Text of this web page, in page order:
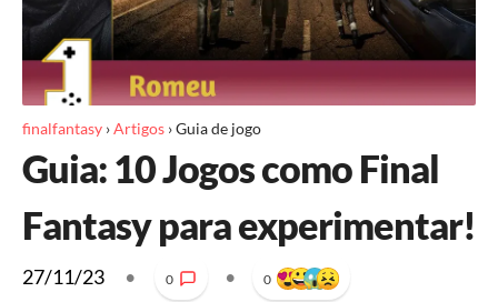
finalfantasy ›Artigos ›Guia de jogo
Guia: 10 Jogos como Final
Fantasy para experimentar!
27/11/23 • 0 • 0